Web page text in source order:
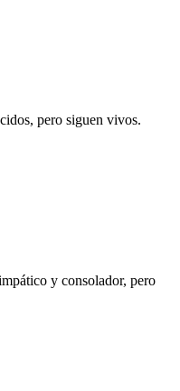
pero siguen vivos.
y consolador, pero